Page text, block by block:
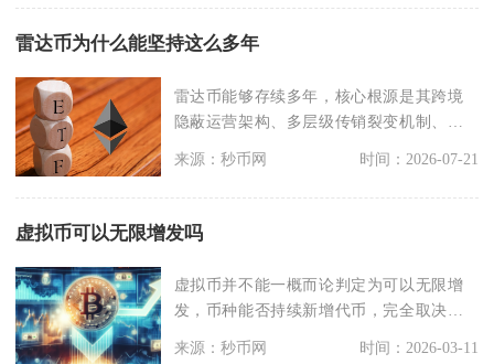
雷达币为什么能坚持这么多年
雷达币能够存续多年，核心根源是其跨境
隐蔽运营架构、多层级传销裂变机制、持
来源：秒币网 时间：2026-07-21
虚拟币可以无限增发吗
虚拟币并不能一概而论判定为可以无限增
发，币种能否持续新增代币，完全取决于
底层协议规则或者智
来源：秒币网 时间：2026-03-11